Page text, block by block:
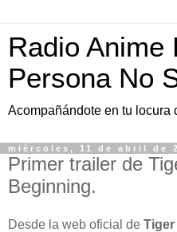
Radio Anime
Persona No
Acompañándote en tu locura
miércoles, 11 de abril de
Primer trailer de
Beginning.
Desde la web oficial de